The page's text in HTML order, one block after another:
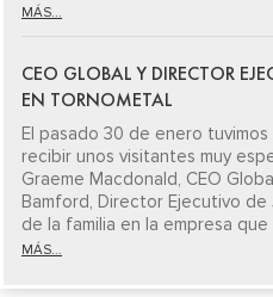
MÁS...
CEO GLOBAL Y DIRECTOR
EN TORNOMETAL
El pasado 30 de enero
recibir unos visitantes muy
Graeme Macdonald, CEO
Bamford, Director Ejecutivo
de la familia en la empresa
MÁS...